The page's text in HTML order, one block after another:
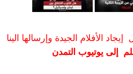
الأفلام الجيدة وإرسالها الينا
إلى يوتيوب التمدن